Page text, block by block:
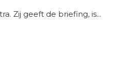
Zij geeft de briefing, is...